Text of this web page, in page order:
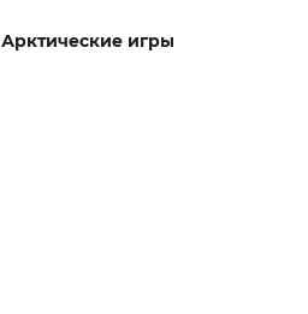
Арктические игры